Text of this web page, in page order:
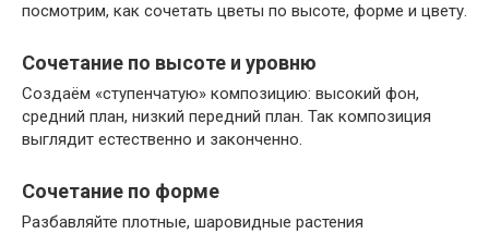
посмотрим, как сочетать цветы по высоте, форме и цвету.
Сочетание по высоте и уровню
Создаём «ступенчатую» композицию: высокий фон,
средний план, низкий передний план. Так композиция
выглядит естественно и законченно.
Сочетание по форме
Разбавляйте плотные, шаровидные растения